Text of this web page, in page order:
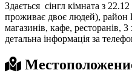
Здається сінгл кімната з
проживає двоє людей), район
магазинів, кафе, ресторанів,
детальна інформація за